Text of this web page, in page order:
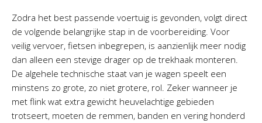
Zodra het best passende voertuig is gevonden, volgt direct
de volgende belangrijke stap in de voorbereiding. Voor
veilig vervoer, fietsen inbegrepen, is aanzienlijk meer nodig
dan alleen een stevige drager op de trekhaak monteren.
De algehele technische staat van je wagen speelt een
minstens zo grote, zo niet grotere, rol. Zeker wanneer je
met flink wat extra gewicht heuvelachtige gebieden
trotseert, moeten de remmen, banden en vering honderd